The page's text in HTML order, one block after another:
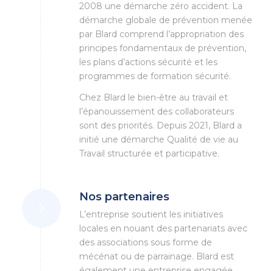
2008 une démarche zéro accident. La
démarche globale de prévention menée
par Blard comprend l’appropriation des
principes fondamentaux de prévention,
les plans d’actions sécurité et les
programmes de formation sécurité.
Chez Blard le bien-être au travail et
l’épanouissement des collaborateurs
sont des priorités. Depuis 2021, Blard a
initié une démarche Qualité de vie au
Travail structurée et participative.
Nos partenaires
L’entreprise soutient les initiatives
locales en nouant des partenariats avec
des associations sous forme de
mécénat ou de parrainage. Blard est